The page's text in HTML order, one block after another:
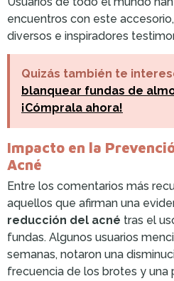
encuentros con este
diversos e inspiradores
Quizás también te
blanquear fundas de
¡Cómprala ahora!
Impacto en la
Acné
Entre los comentarios más
aquellos que afirman una
reducción del acné tras el
fundas. Algunos usuarios
semanas, notaron una
frecuencia de los brotes y una